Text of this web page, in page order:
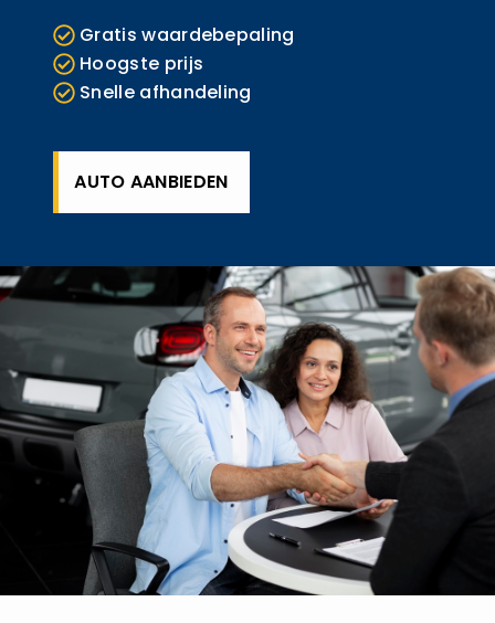
Gratis waardebepaling
Hoogste prijs
Snelle afhandeling
AUTO AANBIEDEN